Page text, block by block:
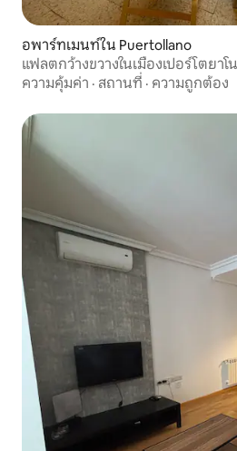
อพาร์ทเมนท์ใน Puertollano
แฟลตกว้างขวางในเมืองเปอร์โตยาโน
ความคุ้มค่า · สถานที่ · ความถูกต้อง